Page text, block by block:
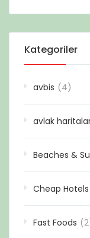
Kategoriler
avbis (4)
avlak
Beaches &
Cheap Hotels
Fast Foods